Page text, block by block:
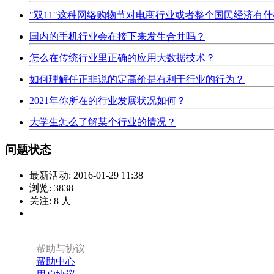
"双11"这种网络购物节对电商行业或者整个国民经济有什
国内的手机行业会在接下来发生合并吗？
怎么在传统行业里正确的应用大数据技术？
如何理解任正非说的定高价是有利于行业的行为？
2021年你所在的行业发展状况如何？
大学生怎么了解某个行业的情况？
问题状态
最新活动: 2016-01-29 11:38
浏览: 3838
关注: 8 人
帮助与协议
帮助中心